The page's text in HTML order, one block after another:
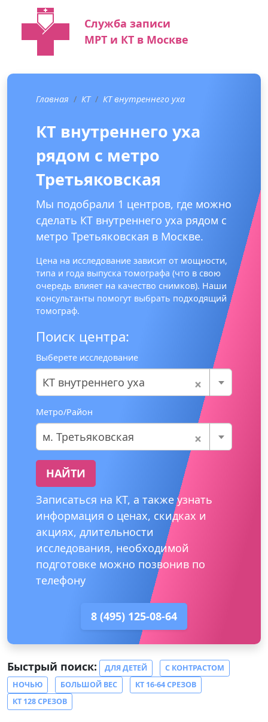
Служба записи
МРТ и КТ в Москве
Главная КТ КТ внутреннего уха
КТ внутреннего уха
рядом с метро
Третьяковская
Мы подобрали 1 центров, где можно
сделать КТ внутреннего уха рядом с
метро Третьяковская в Москве.
Цена на исследование зависит от мощности,
типа и года выпуска томографа (что в свою
очередь влияет на качество снимков). Наши
консультанты помогут выбрать подходящий
томограф.
Поиск центра:
Выберете исследование
×
КТ внутреннего уха
Метро/Район
×
м. Третьяковская
НАЙТИ
Записаться на КТ, а также узнать
информация о ценах, скидках и
акциях, длительности
исследования, необходимой
подготовке можно позвонив по
телефону
8 (495) 125-08-64
Быстрый поиск: ДЛЯ ДЕТЕЙ
С КОНТРАСТОМ
НОЧЬЮ
БОЛЬШОЙ ВЕС
КТ 16-64 СРЕЗОВ
КТ 128 СРЕЗОВ